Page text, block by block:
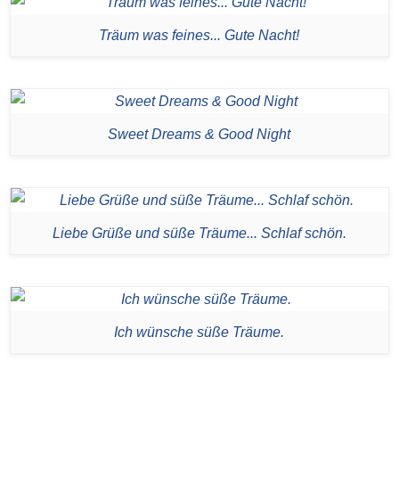
Träum was feines... Gute Nacht!
Sweet Dreams & Good Night
Liebe Grüße und süße Träume... Schlaf schön.
Ich wünsche süße Träume.